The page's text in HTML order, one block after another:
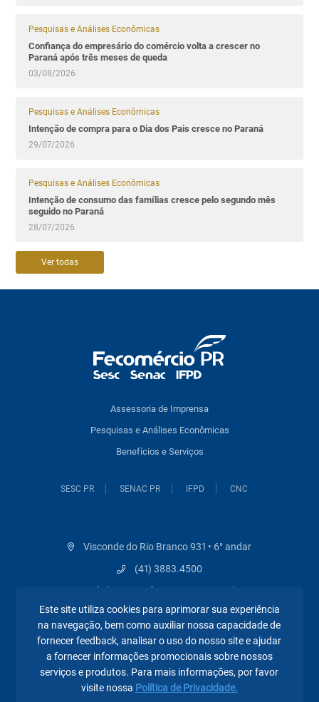
Pesquisas e Análises Econômicas
Confiança do empresário do comércio volta a crescer no
Paraná após três meses de queda
03/08/2026
Pesquisas e Análises Econômicas
Intenção de compra para o Dia dos Pais cresce no Paraná
29/07/2026
Pesquisas e Análises Econômicas
Intenção de consumo das famílias cresce pelo segundo mês
seguido no Paraná
28/07/2026
Ver todas
Assessoria de Imprensa
Pesquisas e Análises Econômicas
Benefícios e Serviços
SESC PR SENAC PR IFPD CNC
Visconde do Rio Branco 931 • 6° andar
(41) 3883.4500
federacao@fecomerciopr.com.br
Páginas mais visitadas
Este site utiliza cookies para aprimorar sua experiência
na navegação, bem como auxiliar nossa capacidade de
fornecer feedback, analisar o uso do nosso site e ajudar
a fornecer informações promocionais sobre nossos
serviços e produtos. Para mais informações, por favor
visite nossa Política de Privacidade.